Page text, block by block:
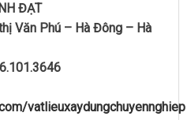
ĐẠT
Văn Phú – Hà Đông – Hà
vatlieuxaydungchuyennghiep